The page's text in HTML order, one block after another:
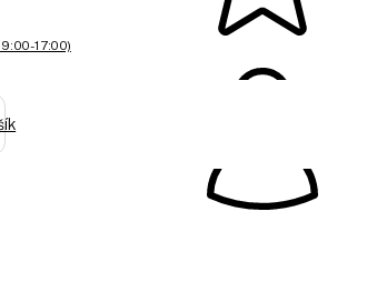
- 17:00)